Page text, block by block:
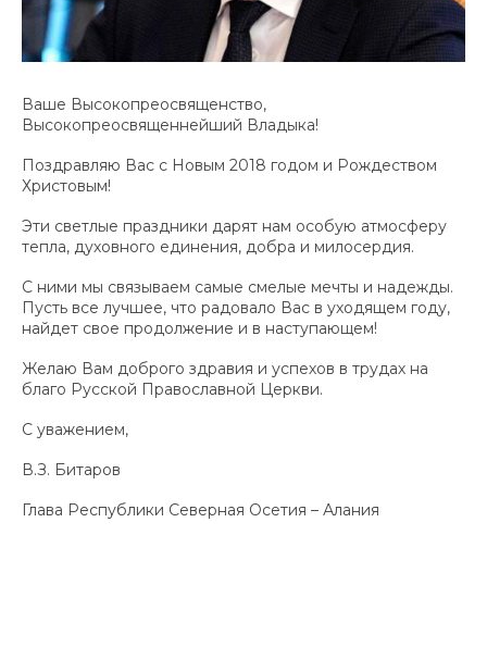
Ваше Высокопреосвященство,
Высокопреосвященнейший Владыка!
Поздравляю Вас с Новым 2018 годом и Рождеством
Христовым!
Эти светлые праздники дарят нам особую атмосферу
тепла, духовного единения, добра и милосердия.
С ними мы связываем самые смелые мечты и надежды.
Пусть все лучшее, что радовало Вас в уходящем году,
найдет свое продолжение и в наступающем!
Желаю Вам доброго здравия и успехов в трудах на
благо Русской Православной Церкви.
С уважением,
В.З. Битаров
Глава Республики Северная Осетия – Алания